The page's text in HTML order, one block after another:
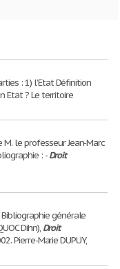
: 1) l’Etat Définition
Etat ? Le territoire
M. le professeur Jean-Marc
: -Droit
générale
Dihn), Droit
Pierre-Marie DUPUY,